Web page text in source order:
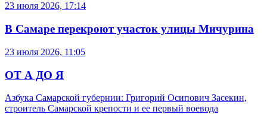
23 июля 2026, 17:14
В Самаре перекроют участок улицы Мичурина
23 июля 2026, 11:05
ОТ А ДО Я
Азбука Самарской губернии: Григорий Осипович Засекин,
строитель Самарской крепости и ее первый воевода